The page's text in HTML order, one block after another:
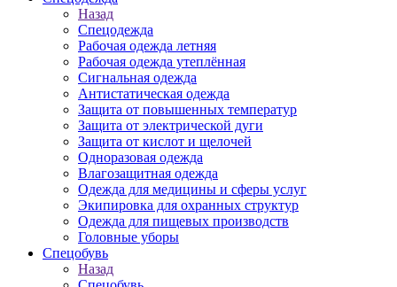
Назад
Спецодежда
Рабочая одежда летняя
Рабочая одежда утеплённая
Сигнальная одежда
Антистатическая одежда
Защита от повышенных температур
Защита от электрической дуги
Защита от кислот и щелочей
Одноразовая одежда
Влагозащитная одежда
Одежда для медицины и сферы услуг
Экипировка для охранных структур
Одежда для пищевых производств
Головные уборы
Спецобувь
Назад